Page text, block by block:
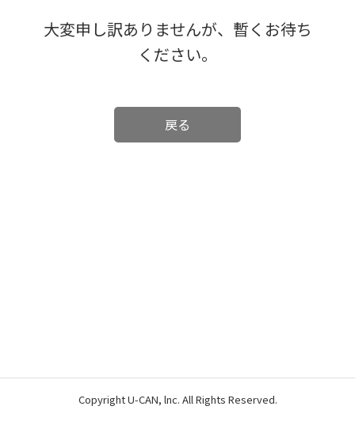
大変申し訳ありませんが、暫くお待ち
ください。
戻る
Copyright U-CAN, lnc. All Rights Reserved.